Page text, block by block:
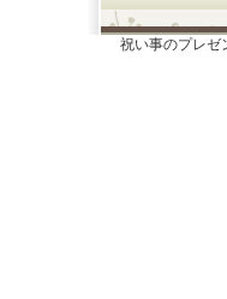
祝い事のプレゼ